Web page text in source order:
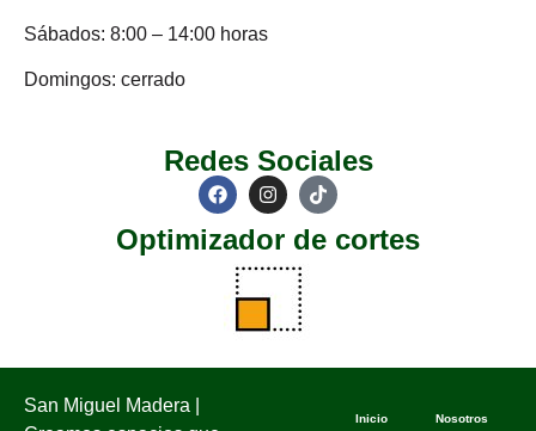
Sábados: 8:00 – 14:00 horas
Domingos: cerrado
Redes Sociales
Optimizador de cortes
San Miguel Madera |
Inicio Nosotros